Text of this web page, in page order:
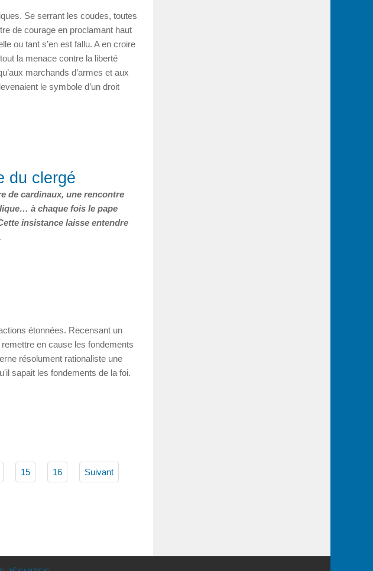
Se serrant les coudes, toutes
de courage en proclamant haut
ou tant s’en est fallu. A en croire
la menace contre la liberté
marchands d’armes et aux
le symbole d’un droit
du clergé
de cardinaux, une rencontre
à chaque fois le pape
insistance laisse entendre
étonnées. Recensant un
en cause les fondements
résolument rationaliste une
sapait les fondements de la foi.
15 16 Suivant